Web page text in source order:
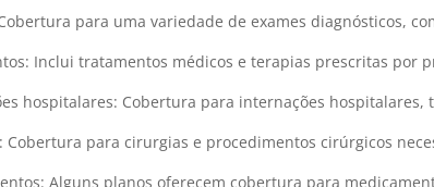
para uma variedade de exames diagnósticos,
Inclui tratamentos médicos e terapias prescritas por
hospitalares: Cobertura para internações
Cobertura para cirurgias e procedimentos cirúrgicos
Alguns planos oferecem cobertura para